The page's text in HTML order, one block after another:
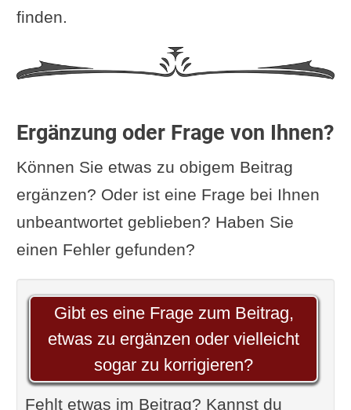
finden.
Ergänzung oder Frage von Ihnen?
Können Sie etwas zu obigem Beitrag
ergänzen? Oder ist eine Frage bei Ihnen
unbeantwortet geblieben? Haben Sie
einen Fehler gefunden?
Gibt es eine Frage zum Beitrag,
etwas zu ergänzen oder vielleicht
sogar zu korrigieren?
Fehlt etwas im Beitrag? Kannst du